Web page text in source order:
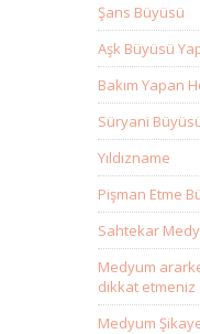
Şans Büyüsü
Aşk Büyüsü
Bakım Yapan
Süryani
Yıldızname
Pişman Etme
Sahtekar
Medyum
dikkat
Medyum